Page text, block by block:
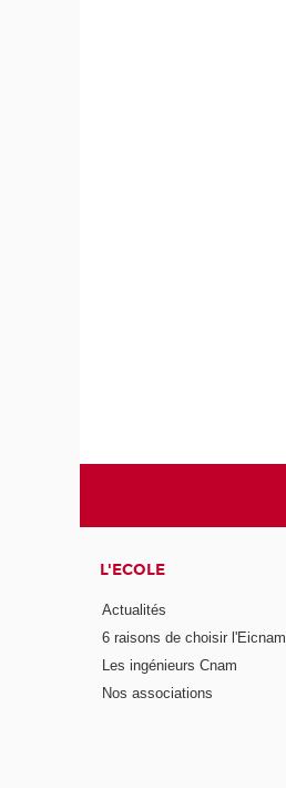
L'ECOLE
Actualités
6 raisons de choisir l'Eicnam
Les ingénieurs Cnam
Nos associations